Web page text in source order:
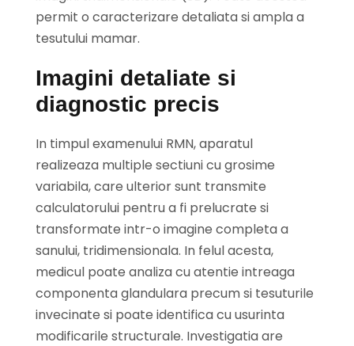
permit o caracterizare detaliata si ampla a
tesutului mamar.
Imagini detaliate si
diagnostic precis
In timpul examenului RMN, aparatul
realizeaza multiple sectiuni cu grosime
variabila, care ulterior sunt transmite
calculatorului pentru a fi prelucrate si
transformate intr-o imagine completa a
sanului, tridimensionala. In felul acesta,
medicul poate analiza cu atentie intreaga
componenta glandulara precum si tesuturile
invecinate si poate identifica cu usurinta
modificarile structurale. Investigatia are